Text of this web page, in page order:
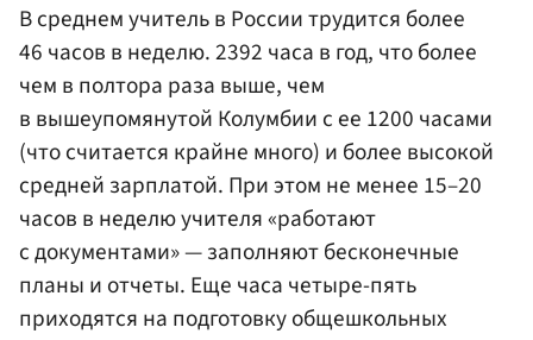
В среднем учитель в России трудится более
46 часов в неделю. 2392 часа в год, что более
чем в полтора раза выше, чем
в вышеупомянутой Колумбии с ее 1200 часами
(что считается крайне много) и более высокой
средней зарплатой. При этом не менее 15–20
часов в неделю учителя «работают
с документами» — заполняют бесконечные
планы и отчеты. Еще часа четыре-пять
приходятся на подготовку общешкольных